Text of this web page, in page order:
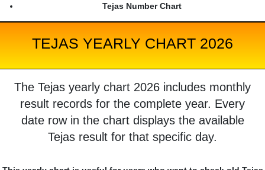
Tejas Number Chart
TEJAS YEARLY CHART 2026
The Tejas yearly chart 2026 includes monthly
result records for the complete year. Every
date row in the chart displays the available
Tejas result for that specific day.